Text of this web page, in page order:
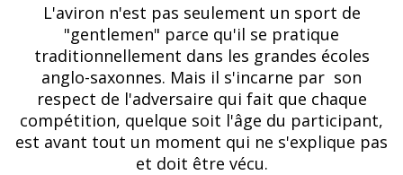
L'aviron n'est pas seulement un sport de
"gentlemen" parce qu'il se pratique
traditionnellement dans les grandes écoles
anglo-saxonnes. Mais il s'incarne par son
respect de l'adversaire qui fait que chaque
compétition, quelque soit l'âge du participant,
est avant tout un moment qui ne s'explique pas
et doit être vécu.